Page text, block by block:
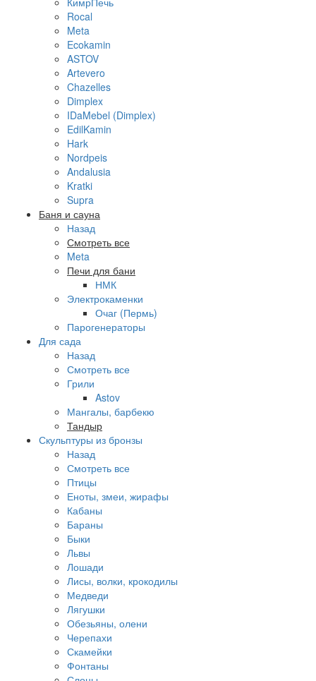
Rocal
Meta
Ecokamin
ASTOV
Artevero
Chazelles
Dimplex
IDaMebel (Dimplex)
EdilKamin
Hark
Nordpeis
Andalusia
Kratki
Supra
Баня и сауна
Назад
Смотреть все
Meta
Печи для бани
НМК
Электрокаменки
Очаг (Пермь)
Парогенераторы
Для сада
Назад
Смотреть все
Грили
Astov
Мангалы, барбекю
Тандыр
Скульптуры из бронзы
Назад
Смотреть все
Птицы
Еноты, змеи, жирафы
Кабаны
Бараны
Быки
Львы
Лошади
Лисы, волки, крокодилы
Медведи
Лягушки
Обезьяны, олени
Черепахи
Скамейки
Фонтаны